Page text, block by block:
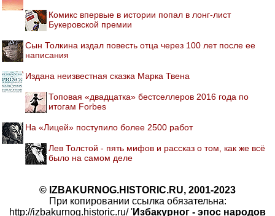
Комикс впервые в истории попал в лонг-лист
Букеровской премии
Сын Толкина издал повесть отца через 100 лет после ее
написания
Издана неизвестная сказка Марка Твена
Топовая «двадцатка» бестселлеров 2016 года по
итогам Forbes
На «Лицей» поступило более 2500 работ
Лев Толстой - пять мифов и рассказ о том, как же всё
было на самом деле
© IZBAKURNOG.HISTORIC.RU, 2001-2023
При копировании ссылка обязательна:
http://izbakurnog.historic.ru/ 'Избакурног - эпос народов